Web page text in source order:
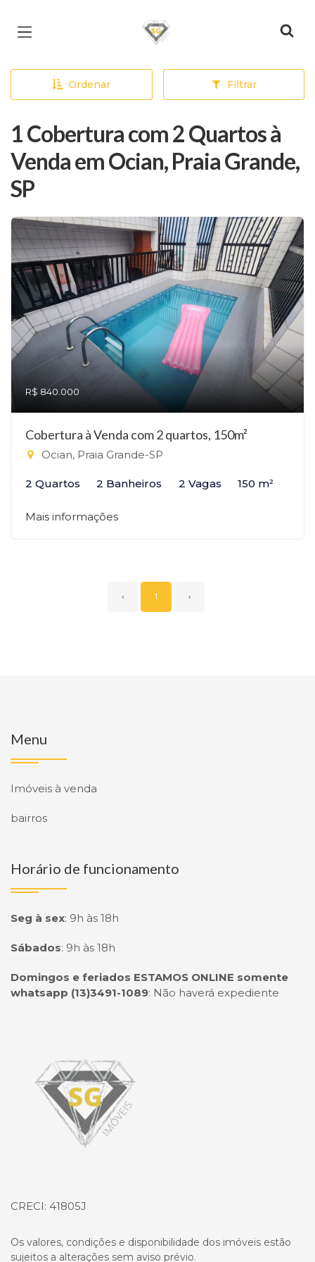
Página inicial
Ordenar Filtrar
1 Cobertura com 2 Quartos à
Venda em Ocian, Praia Grande,
SP
R$ 840.000
Cobertura à Venda com 2 quartos, 150m²
Ocian, Praia Grande-SP
2 Quartos 2 Banheiros 2 Vagas 150 m²
Mais informações
‹ 1 ›
Menu
Imóveis à venda
bairros
Horário de funcionamento
Seg à sex: 9h às 18h
Sábados: 9h às 18h
Domingos e feriados ESTAMOS ONLINE somente
whatsapp (13)3491-1089: Não haverá expediente
CRECI: 41805J
Os valores, condições e disponibilidade dos imóveis estão
sujeitos a alterações sem aviso prévio.